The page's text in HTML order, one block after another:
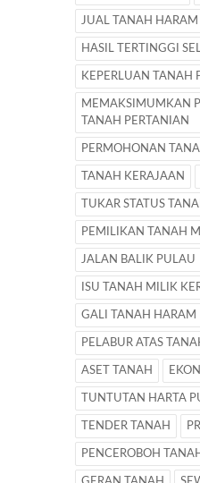
JUAL TANAH HARAM
HASIL TERTINGGI
KEPERLUAN TANAH
MEMAKSIMUMKAN
TANAH PERTANIAN
PERMOHONAN
TANAH KERAJAAN
TUKAR STATUS
PEMILIKAN TANAH
JALAN BALIK PULAU
ISU TANAH MILIK
GALI TANAH HARAM
PELABUR ATAS
ASET TANAH
TUNTUTAN HARTA
TENDER TANAH
PENCEROBOH